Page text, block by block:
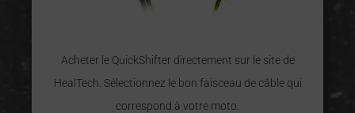
Acheter le QuickShifter directement sur le site de
HealTech. Sélectionnez le bon faisceau de câble qui
correspond à votre moto.